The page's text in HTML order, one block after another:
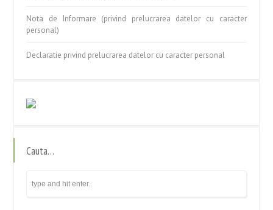
Nota de Informare (privind prelucrarea datelor cu caracter
personal)
Declaratie privind prelucrarea datelor cu caracter personal
Cauta…